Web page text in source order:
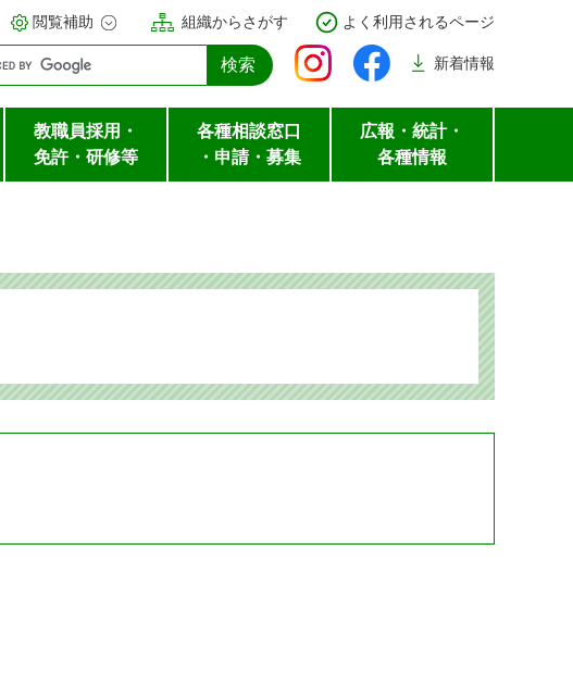
閲覧補助 組織からさがす よく利用されるページ
新着情報
教職員採用・
免許・研修等
各種相談窓口
・申請・募集
広報・統計・
各種情報